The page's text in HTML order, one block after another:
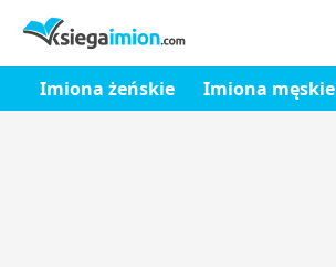
Imiona żeńskie Imiona męskie